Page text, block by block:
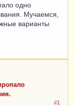
одно
Мучаемся,
варианты
#1